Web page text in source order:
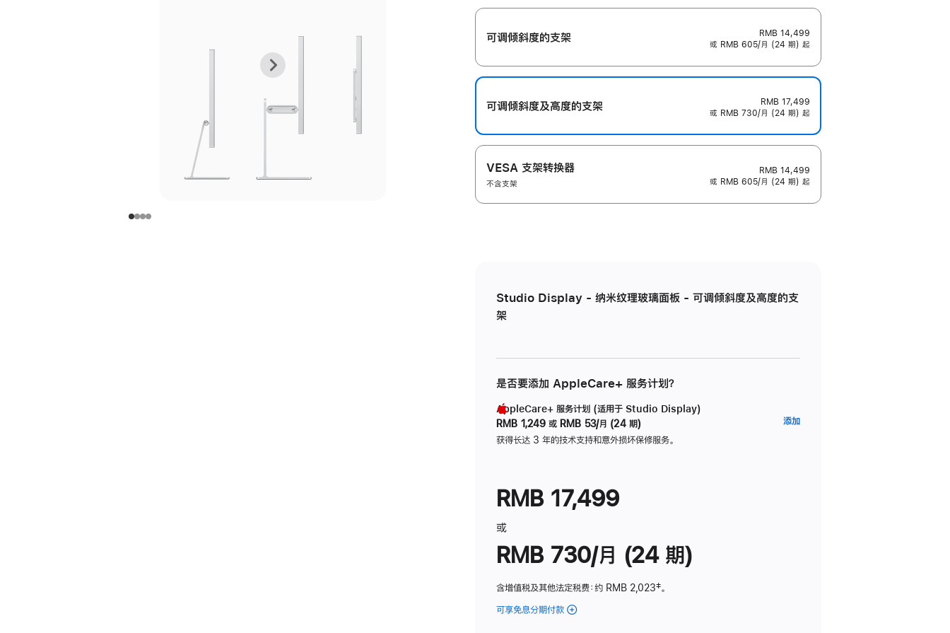
上
张
下
张
开
可调倾斜度的支架
RMB 14,499
或 RMB 605/月 (24 期) 起
可调倾斜度及高‍度的支‍架
RMB 17,499
或 RMB 730/月 (24 期) 起
VESA 支架转换器
不含支架
RMB 14,499
或 RMB 605/月 (24 期) 起
Studio Display - 纳米纹理玻璃面板 - 可调倾斜度及高度的支
架
是否要添加 AppleCare+ 服务计划？
AppleCare+ 服务计划 (适用于 Studio Display)
RMB 1,249 或 RMB 53/月 (24 期)
获得长达 3 年的技术支持和意外损坏保修服务。
添加
RMB 17,499
或
RMB 730/月 (24 期)
含增值税及其他法定税费：约 RMB 2,023脚
‡。
可享免息分期付款 (Studio